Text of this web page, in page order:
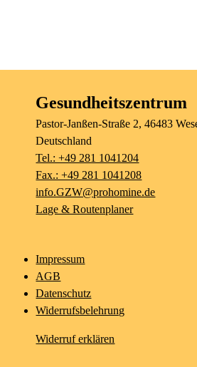
Gesundheitszentrum
Pastor-Janßen-Straße 2, 46483
Deutschland
Tel.: +49 281 1041204
Fax.: +49 281 1041208
info.GZW@prohomine.de
Lage & Routenplaner
Impressum
AGB
Datenschutz
Widerrufsbelehrung
Widerruf erklären